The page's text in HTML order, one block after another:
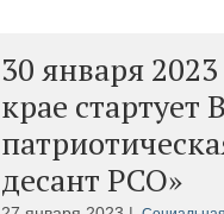
30 января
крае стартует
десант РСО»